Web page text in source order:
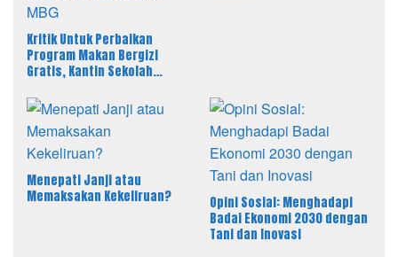
Kritik Untuk Perbaikan
Program Makan Bergizi
Gratis, Kantin Sekolah
Menepati Janji atau
Memaksakan Kekeliruan?
Opini Sosial: Menghadapi
Badai Ekonomi 2030 dengan
Tani dan Inovasi